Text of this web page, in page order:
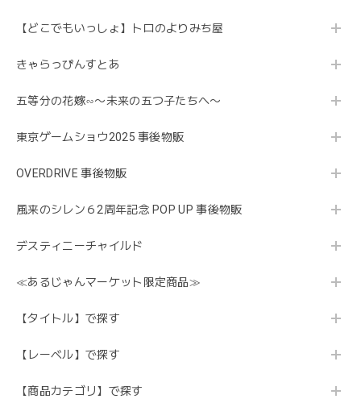
【どこでもいっしょ】トロのよりみち屋
きゃらっぴんすとあ
五等分の花嫁∽〜未来の五つ子たちへ〜
東京ゲームショウ2025 事後物販
OVERDRIVE 事後物販
風来のシレン６2周年記念 POP UP 事後物販
デスティニーチャイルド
≪あるじゃんマーケット限定商品≫
【タイトル】で探す
【レーベル】で探す
【商品カテゴリ】で探す